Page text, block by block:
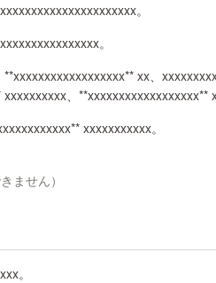
。
。
xx、
、**xxxxxxxxxxxxxxxxxx**
xxxxxxxxxxx。
ません）
。